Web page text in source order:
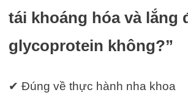
tái khoáng hóa và lắng
glycoprotein không?”
✔ Đúng về thực hành nha khoa